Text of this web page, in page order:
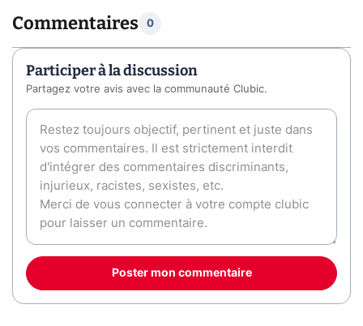
Commentaires 0
Participer à la discussion
Partagez votre avis avec la communauté Clubic.
Poster mon commentaire